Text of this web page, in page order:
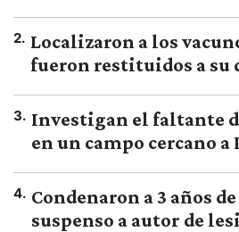
2. Localizaron a los
fueron restituidos a su
3. Investigan el faltante
en un campo cercano a
4. Condenaron a 3 años
suspenso a autor de